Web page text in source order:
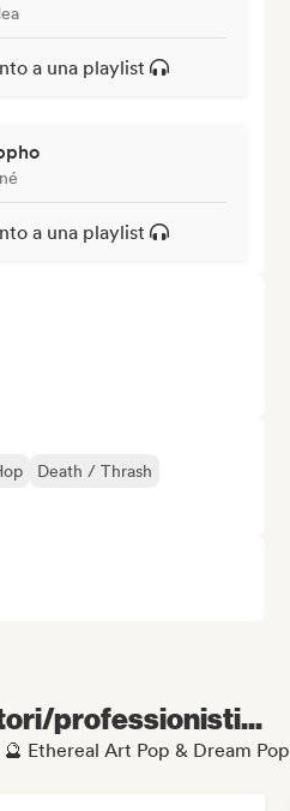
a una playlist
a una playlist
Death / Thrash
professionisti...
Ethereal Art Pop & Dream Pop